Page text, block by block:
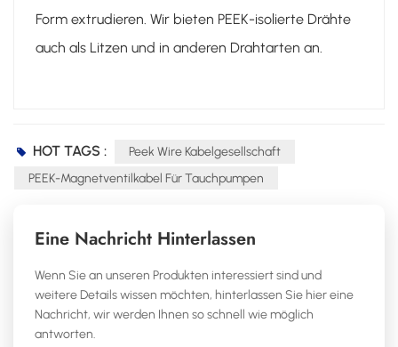
Form extrudieren. Wir bieten PEEK-isolierte Drähte
auch als Litzen und in anderen Drahtarten an.
HOT TAGS :
Peek Wire Kabelgesellschaft
PEEK-Magnetventilkabel Für Tauchpumpen
Eine Nachricht Hinterlassen
Wenn Sie an unseren Produkten interessiert sind und
weitere Details wissen möchten, hinterlassen Sie hier eine
Nachricht, wir werden Ihnen so schnell wie möglich
antworten.